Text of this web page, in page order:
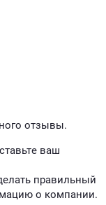
отзывы.
ваш
правильный
о компании.